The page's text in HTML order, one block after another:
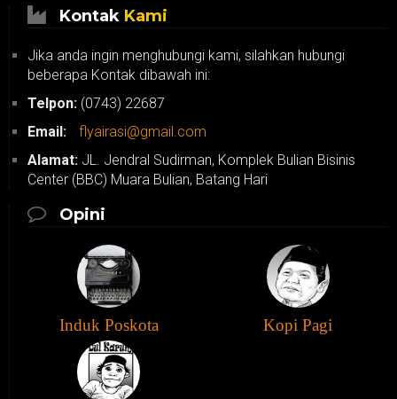
Kontak Kami
Jika anda ingin menghubungi kami, silahkan hubungi
beberapa Kontak dibawah ini:
Telpon: (0743) 22687
Email:
flyairasi@gmail.com
Alamat: JL. Jendral Sudirman, Komplek Bulian Bisinis
Center (BBC) Muara Bulian, Batang Hari
Opini
Induk Poskota Kopi Pagi